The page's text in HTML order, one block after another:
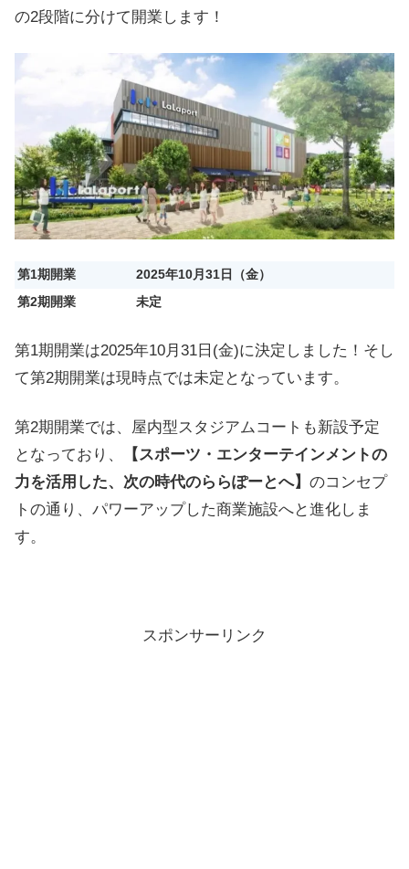
の2段階に分けて開業します！
第1期開業
2025年10月31日（金）
第2期開業
未定
第1期開業は2025年10月31日(金)に決定しました！そし
て第2期開業は現時点では未定となっています。
第2期開業では、屋内型スタジアムコートも新設予定
となっており、
【スポーツ・エンターテインメントの
力を活用した、次の時代のららぽーとへ】 のコンセプ
トの通り、パワーアップした商業施設へと進化しま
す。
スポンサーリンク